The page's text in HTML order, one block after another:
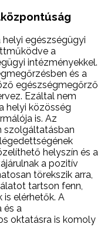
egészségügyi
a
intézményekkel.
és a
egészségmegőrző
Ezáltal nem
helyi közösség
is. Az
szolgáltatásban
helyszín és a
a pozitív
törekszik arra,
tartson fenn,
elérhetők. A
és a
oktatásra is komoly